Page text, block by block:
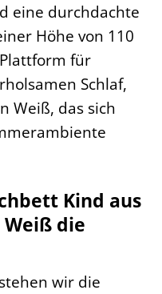
eine durchdachte
Höhe von 110
für
Schlaf,
Weiß, das sich
Kind aus
Weiß die
wir die